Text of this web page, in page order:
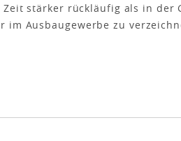
stärker rückläufig als in der
im Ausbaugewerbe zu